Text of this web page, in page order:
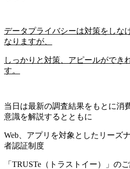
データプライバシーは対策をしな
なりますが、
しっかりと対策、アピールができ
す。
当日は最新の調査結果をもとに消
意識を解説するとともに
Web、アプリを対象としたリーズ
者認証制度
「TRUSTe（トラストイー）」の